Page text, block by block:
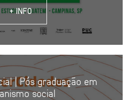
+ INFO
| Pós graduação em
social